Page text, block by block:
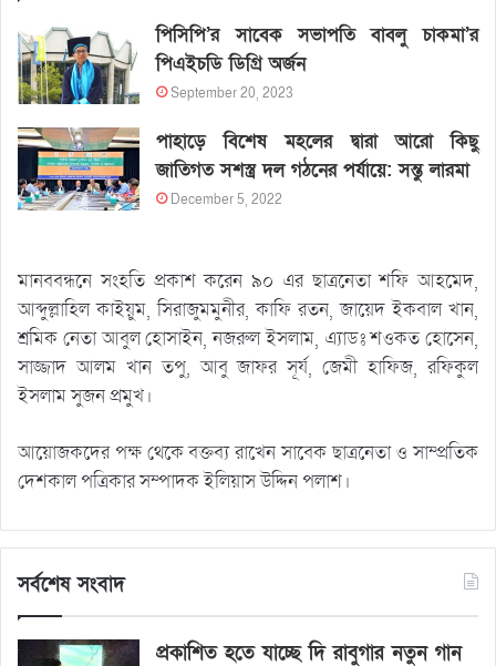
পিসিপি’র সাবেক সভাপতি বাবলু চাকমা’র
পিএইচডি ডিগ্রি অর্জন
September 20, 2023
পাহাড়ে বিশেষ মহলের দ্বারা আরো কিছু
জাতিগত সশস্ত্র দল গঠনের পর্যায়ে: সন্তু লারমা
December 5, 2022
মানববন্ধনে সংহতি প্রকাশ করেন ৯০ এর ছাত্রনেতা শফি আহমেদ,
আব্দুল্লাহিল কাইয়ুম, সিরাজুমমুনীর, কাফি রতন, জায়েদ ইকবাল খান,
শ্রমিক নেতা আবুল হোসাইন, নজরুল ইসলাম, এ্যাডঃ শওকত হোসেন,
সাজ্জাদ আলম খান তপু, আবু জাফর সূর্য, জেমী হাফিজ, রফিকুল
ইসলাম সুজন প্রমুখ।
আয়োজকদের পক্ষ থেকে বক্তব্য রাখেন সাবেক ছাত্রনেতা ও সাম্প্রতিক
দেশকাল পত্রিকার সম্পাদক ইলিয়াস উদ্দিন পলাশ।
সর্বশেষ সংবাদ
প্রকাশিত হতে যাচ্ছে দি রাবুগার নতুন গান